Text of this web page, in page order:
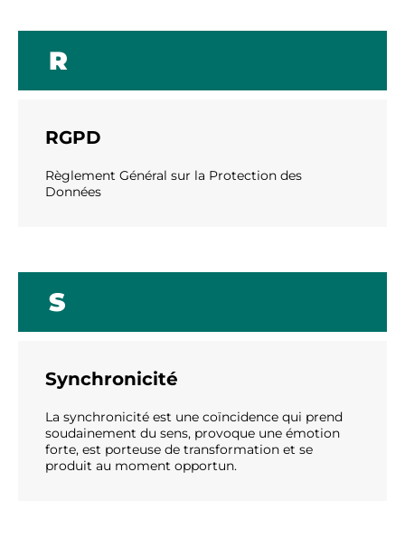
R
RGPD
Règlement Général sur la Protection des
Données
S
Synchronicité
La synchronicité est une coïncidence qui prend
soudainement du sens, provoque une émotion
forte, est porteuse de transformation et se
produit au moment opportun.